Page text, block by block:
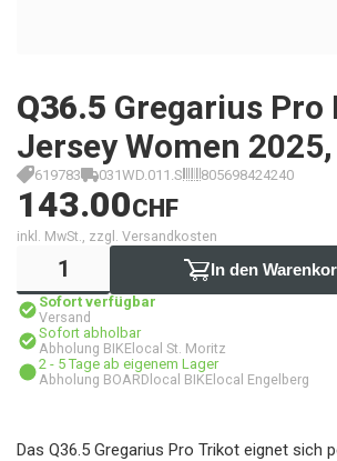
Q36.5 Gregarius Pro
Jersey Women 2025,
619783 031WD.011.S 805698424240
143.00CHF
inkl. MwSt., zzgl. Versandkosten
In den
Sofort verfügbar
Versand
Sofort abholbar
Abholung BIKElocal St. Moritz
2 - 5 Tage ab eigenem Lager
Abholung BOARDlocal BIKElocal Engelberg
Das Q36.5 Gregarius Pro Trikot eignet sich